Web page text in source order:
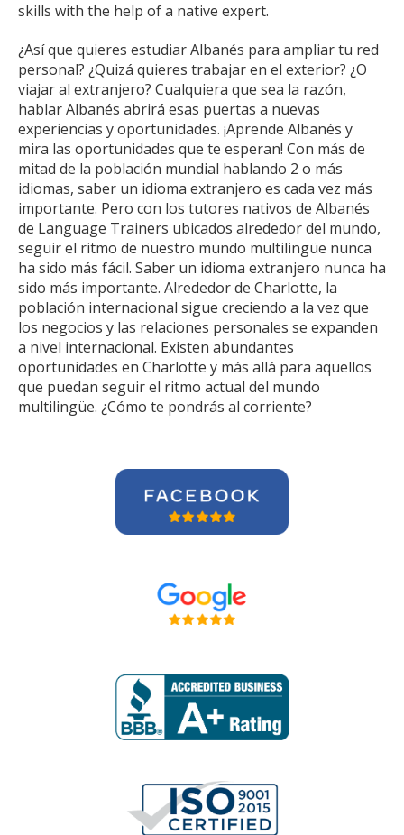
skills with the help of a native expert.
¿Así que quieres estudiar Albanés para ampliar tu red
personal? ¿Quizá quieres trabajar en el exterior? ¿O
viajar al extranjero? Cualquiera que sea la razón,
hablar Albanés abrirá esas puertas a nuevas
experiencias y oportunidades. ¡Aprende Albanés y
mira las oportunidades que te esperan! Con más de
mitad de la población mundial hablando 2 o más
idiomas, saber un idioma extranjero es cada vez más
importante. Pero con los tutores nativos de Albanés
de Language Trainers ubicados alrededor del mundo,
seguir el ritmo de nuestro mundo multilingüe nunca
ha sido más fácil. Saber un idioma extranjero nunca ha
sido más importante. Alrededor de Charlotte, la
población internacional sigue creciendo a la vez que
los negocios y las relaciones personales se expanden
a nivel internacional. Existen abundantes
oportunidades en Charlotte y más allá para aquellos
que puedan seguir el ritmo actual del mundo
multilingüe. ¿Cómo te pondrás al corriente?